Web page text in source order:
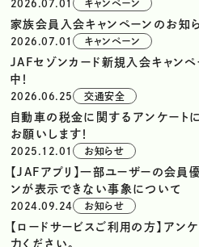
2026.07.01 キャンペーン
家族会員入会キャンペーンのお知
2026.07.01 キャンペーン
JAFセゾンカード新規入会キャン
中！
2026.06.25 交通安全
自動車の税金に関するアンケート
お願いします！
2025.12.01 お知らせ
【JAFアプリ】一部ユーザーの会員
ンが表示できない事象について
2024.09.24 お知らせ
【ロードサービスご利用の方】アン
力ください。